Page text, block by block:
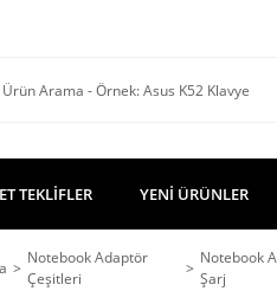
TEKLİFLER YENİ ÜRÜNLER
Notebook Adaptör
Çeşitleri
Notebook
Şarj